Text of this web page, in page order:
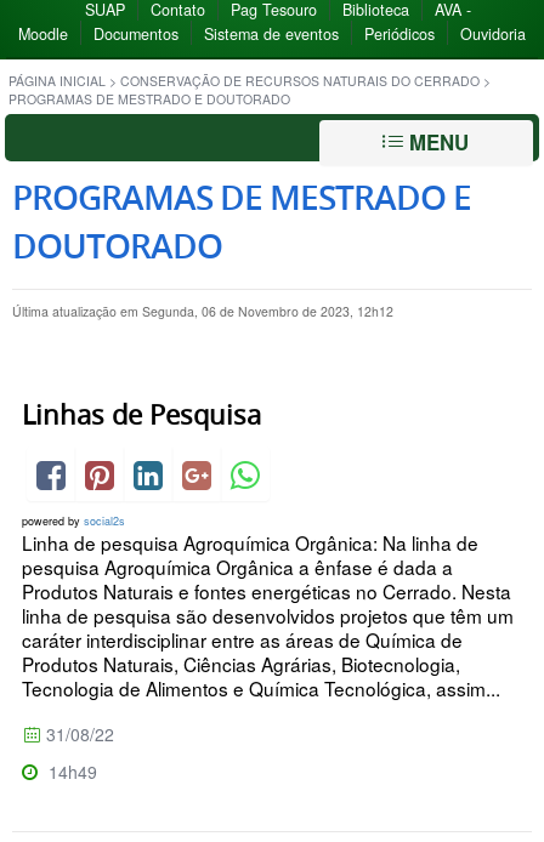
SUAP Contato Pag Tesouro Biblioteca
AVA -
Moodle
Documentos Sistema de eventos Periódicos Ouvidoria
PÁGINA INICIAL > CONSERVAÇÃO DE RECURSOS NATURAIS DO CERRADO >
PROGRAMAS DE MESTRADO E DOUTORADO
MENU
PROGRAMAS DE MESTRADO E
DOUTORADO
Última atualização em Segunda, 06 de Novembro de 2023, 12h12
Linhas de Pesquisa
powered by social2s
Linha de pesquisa Agroquímica Orgânica: Na linha de
pesquisa Agroquímica Orgânica a ênfase é dada a
Produtos Naturais e fontes energéticas no Cerrado. Nesta
linha de pesquisa são desenvolvidos projetos que têm um
caráter interdisciplinar entre as áreas de Química de
Produtos Naturais, Ciências Agrárias, Biotecnologia,
Tecnologia de Alimentos e Química Tecnológica, assim...
31/08/22
14h49